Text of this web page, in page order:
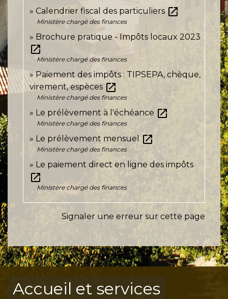
Calendrier fiscal des particuliers open_in_new
Ministère chargé des finances
Brochure pratique - Impôts locaux 2023
open_in_new
Ministère chargé des finances
Paiement des impôts : TIPSEPA, chèque,
virement, espèces open_in_new
Ministère chargé des finances
Le prélèvement à l'échéance open_in_new
Ministère chargé des finances
Le prélèvement mensuel open_in_new
Ministère chargé des finances
Le paiement direct en ligne des impôts
open_in_new
Ministère chargé des finances
Signaler une erreur sur cette page
Accueil et services